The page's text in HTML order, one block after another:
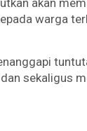
akan
warga
sekaligus